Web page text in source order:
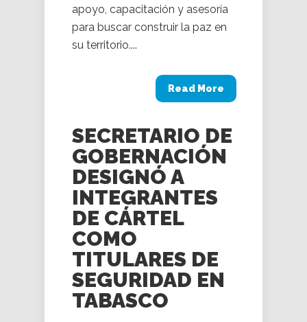
apoyo, capacitación y asesoría
para buscar construir la paz en
su territorio....
Read More
SECRETARIO DE
GOBERNACIÓN
DESIGNÓ A
INTEGRANTES
DE CÁRTEL
COMO
TITULARES DE
SEGURIDAD EN
TABASCO